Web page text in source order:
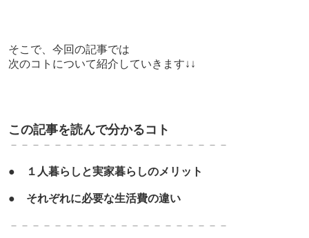
そこで、今回の記事では
次のコトについて紹介していきます↓↓
この記事を読んで分かるコト
－－－－－－－－－－－－－－－－－－－－
● １人暮らしと実家暮らしのメリット
● それぞれに必要な生活費の違い
－－－－－－－－－－－－－－－－－－－－